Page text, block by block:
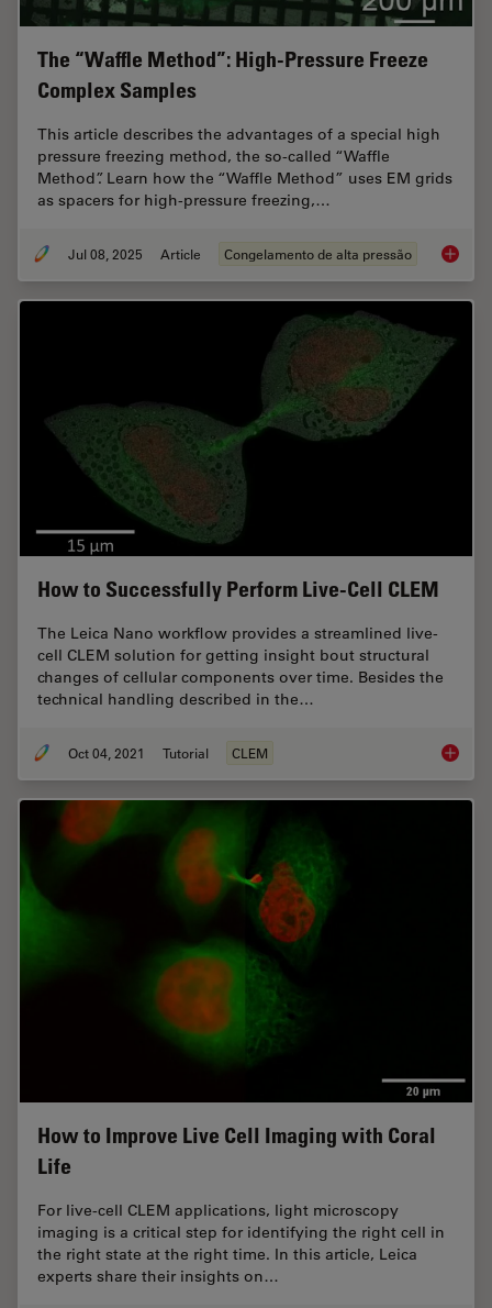
The “Waffle Method”: High-Pressure Freeze
Complex Samples
This article describes the advantages of a special high
pressure freezing method, the so-called “Waffle
Method”. Learn how the “Waffle Method” uses EM grids
as spacers for high-pressure freezing,…
Jul 08, 2025 Article Congelamento de alta pressão The
How to Successfully Perform Live-Cell CLEM
The Leica Nano workflow provides a streamlined live-
cell CLEM solution for getting insight bout structural
changes of cellular components over time. Besides the
technical handling described in the…
Oct 04, 2021 Tutorial CLEM How to
How to Improve Live Cell Imaging with Coral
Life
For live-cell CLEM applications, light microscopy
imaging is a critical step for identifying the right cell in
the right state at the right time. In this article, Leica
experts share their insights on…